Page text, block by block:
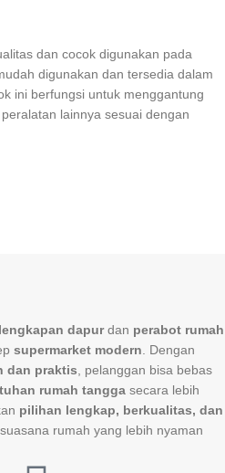
dan cocok digunakan pada
digunakan dan tersedia dalam
ini berfungsi untuk menggantung
lainnya sesuai dengan
dapurdan perabot rumah
supermarket modern . Dengan
dan praktis , pelanggan bisa bebas
rumah tangga secara lebih
pilihan lengkap, berkualitas, dan
rumah yang lebih nyaman